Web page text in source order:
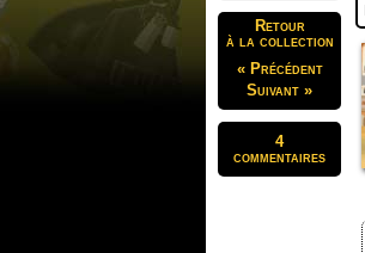
Retour
à la collection
« Précédent
Suivant »
4
commentaires